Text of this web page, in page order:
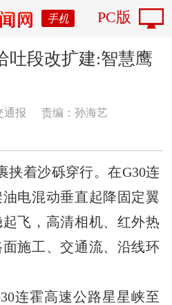
手机 PC版
吐段改扩建:智慧鹰
通报
责编：孙海艺
挟着沙砾穿行。在G30连
电混动垂直起降固定翼
飞，高清相机、红外热
施工、交通流、沿线环
连霍高速公路星星峡至